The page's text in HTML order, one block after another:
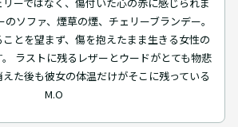
のソファ、煙草の煙、チェリーブランデー。
とを望まず、傷を抱えたまま生きる女性の
ラストに残るレザーとウードがとても物悲
えた後も彼女の体温だけがそこに残っている
。 M.O